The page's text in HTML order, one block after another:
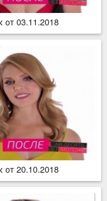
от 03.11.2018
от 20.10.2018